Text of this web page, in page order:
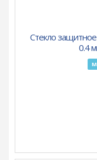
Стекло защитное
0.4